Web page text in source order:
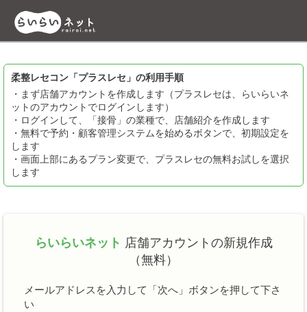
柔整レセコン「プラスレセ」の利用手順
・まず店舗アカウントを作成します（プラスレセは、らいらいネ
ットのアカウントでログインします）
・ログインして、「接骨」の業種で、店舗紹介を作成します
・無料で予約・顧客管理システムを始めるボタンで、初期設定を
します
・画面上部にあるプラン変更で、プラスレセの無料お試しを選択
します
らいらいネット 店舗アカウントの新規作成
（無料）
メールアドレスを入力して「次へ」ボタンを押して下さ
い